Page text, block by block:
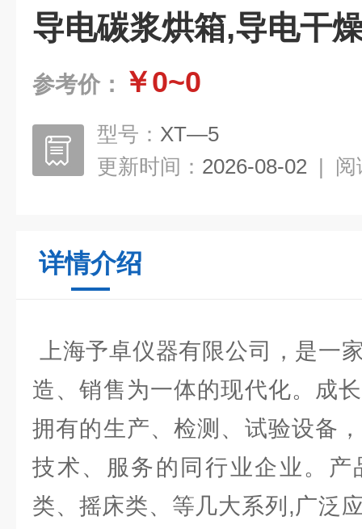
导电碳浆烘箱,导电干
参考价： ￥0~0
型号： XT—5
更新时间： 2026-08-02 | 阅
详情介绍
上海予卓仪器有限公司，是一
造、销售为一体的现代化。成
拥有的生产、检测、试验设备
技术、服务的同行业企业。产
类、摇床类、等几大系列,广泛